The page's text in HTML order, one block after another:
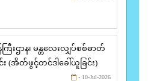
ြီးဌာန၊ မန္တလေးလျှပ်စစ်ဓာတ်
း (အိတ်ဖွင့်တင်ဒါခေါ်ယူခြင်း)
- 10-Jul-2026